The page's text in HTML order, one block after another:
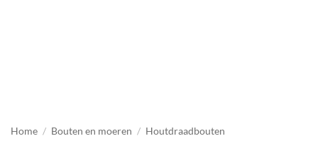
Home / Bouten en moeren / Houtdraadbouten